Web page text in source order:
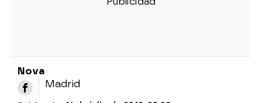
Nova
Madrid